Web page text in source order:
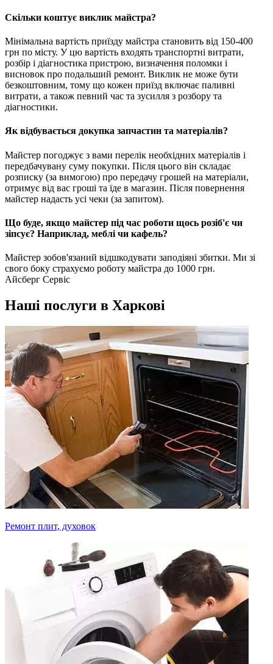
Скільки коштує виклик майстра?
Мінімальна вартість приїзду майстра становить від 150-400
грн по місту. У цю вартість входять транспортні витрати,
розбір і діагностика пристрою, визначення поломки і
висновок про подальший ремонт. Виклик не може бути
безкоштовним, тому що кожен приїзд включає паливні
витрати, а також певний час та зусилля з розбору та
діагностики.
Як відбувається докупка запчастин та матеріалів?
Майстер погоджує з вами перелік необхідних матеріалів і
передбачувану суму покупки. Після цього він складає
розписку (за вимогою) про передачу грошей на матеріали,
отримує від вас гроші та їде в магазин. Після повернення
майстер надасть усі чеки (за запитом).
Що буде, якщо майстер під час роботи щось розіб'є чи
зіпсує? Наприклад, меблі чи кафель?
Майстер зобов'язаний відшкодувати заподіяні збитки. Ми зі
свого боку страхуємо роботу майстра до 1000 грн.
Айсберг Сервіс
Наші послуги в Харкові
Ремонт плит, духовок